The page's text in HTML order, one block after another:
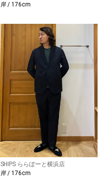
岸 / 176cm
SHIPS ららぽーと横浜店
岸 / 176cm